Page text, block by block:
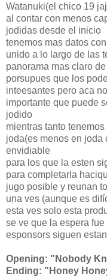
Watanuki(el chico 19
al contar con menos
jodidas desde el inicio
tenemos mas datos
unido a lo largo de las
panorama mas claro
porsupues que los
inteesantes pero aca
importante que puede
jodido
mientras tanto
joda(es menos en joda
envidiable
para los que la esten
para completarla
jugo posible y reunan
una ves (aunque es
esta ves solo esta
se ve que la espera
esponsors siguen
Opening: "Nobody
Ending: "Honey